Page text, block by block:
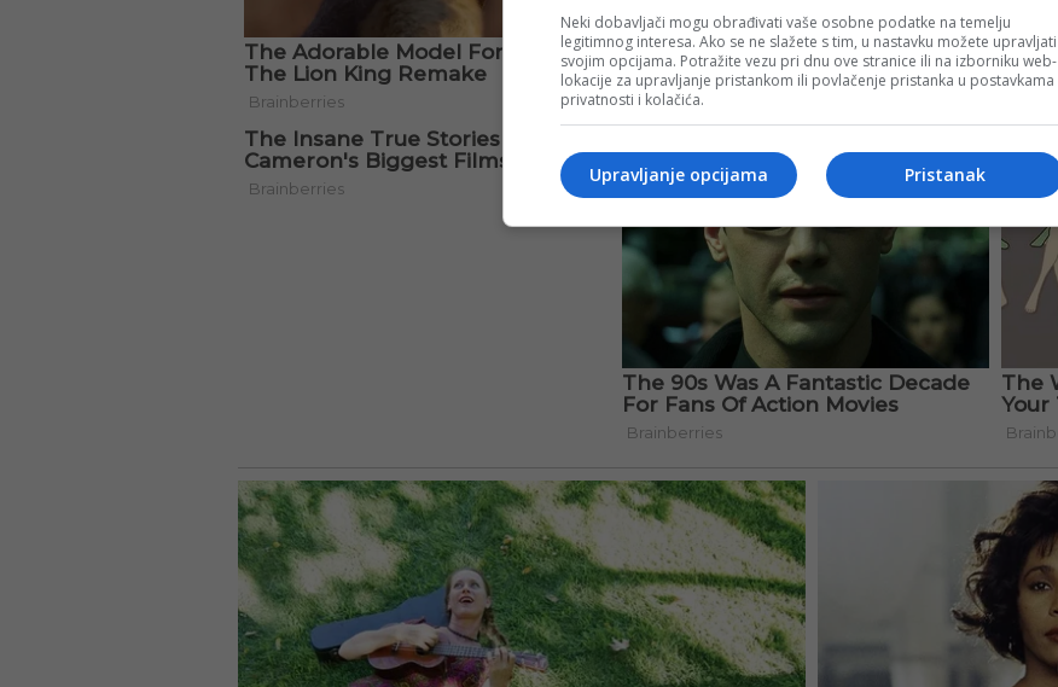
Neki dobavljači mogu obrađivati vaše osobne podatke na temelju
legitimnog interesa. Ako se ne slažete s tim, u nastavku možete upravljati
svojim opcijama. Potražite vezu pri dnu ove stranice ili na izborniku web-
lokacije za upravljanje pristankom ili povlačenje pristanka u postavkama
privatnosti i kolačića.
Pristanak
Upravljanje opcijama